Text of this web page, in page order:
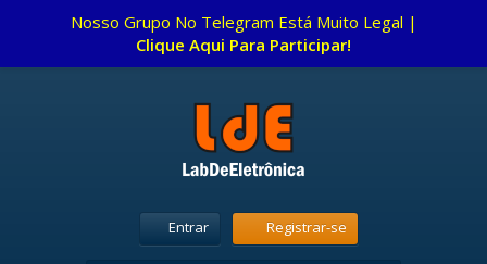
Entrar Registrar-se
Nosso Grupo No Telegram Está Muito Legal |
Clique Aqui Para Participar!